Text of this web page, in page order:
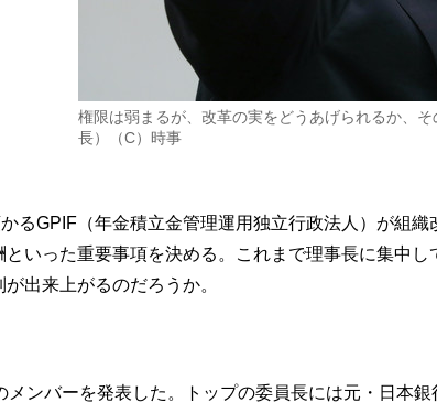
権限は弱まるが、改革の実をどうあげられるか、
長）（C）時事
るGPIF（年金積立金管理運用独立行政法人）が組
いった重要事項を決める。これまで理事長に集中
出来上がるのだろうか。
ンバーを発表した。トップの委員長には元・日本